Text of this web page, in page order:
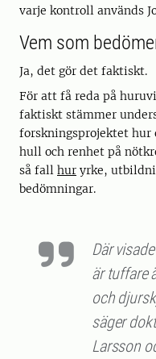
varje kontroll används
Vem som
Ja, det gör det faktiskt.
För att få reda på
faktiskt stämmer
forskningsprojektet hur
hull och renhet på
så fall hur yrke,
bedömningar.
Där
är tuffare
och
säger
Larsson